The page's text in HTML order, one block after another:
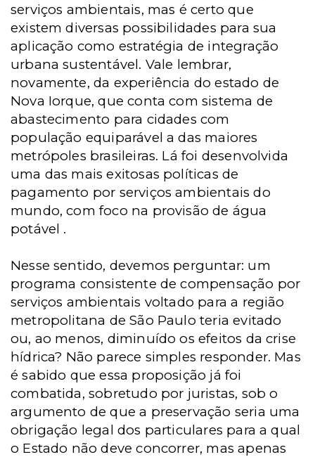
serviços ambientais, mas é certo que
existem diversas possibilidades para sua
aplicação como estratégia de integração
urbana sustentável. Vale lembrar,
novamente, da experiência do estado de
Nova Iorque, que conta com sistema de
abastecimento para cidades com
população equiparável a das maiores
metrópoles brasileiras. Lá foi desenvolvida
uma das mais exitosas políticas de
pagamento por serviços ambientais do
mundo, com foco na provisão de água
potável .
Nesse sentido, devemos perguntar: um
programa consistente de compensação por
serviços ambientais voltado para a região
metropolitana de São Paulo teria evitado
ou, ao menos, diminuído os efeitos da crise
hídrica? Não parece simples responder. Mas
é sabido que essa proposição já foi
combatida, sobretudo por juristas, sob o
argumento de que a preservação seria uma
obrigação legal dos particulares para a qual
o Estado não deve concorrer, mas apenas